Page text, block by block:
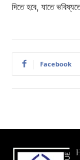
দিতে হবে, যাতে
Facebook